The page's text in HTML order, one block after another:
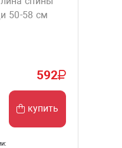
50-58 см
592
купить